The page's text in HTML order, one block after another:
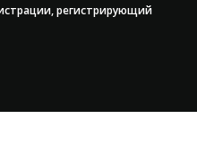
регистрирующий